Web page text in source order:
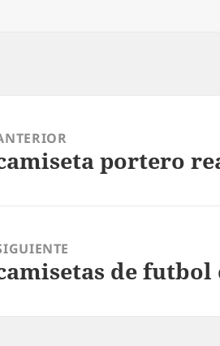
portero
de futbol